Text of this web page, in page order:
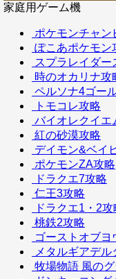
家庭用ゲーム機
ポケモンチャン
ぽこあポケモン
スプラレイダー
時のオカリナ攻
ペルソナ4ゴー
トモコレ攻略
バイオレクイエ
紅の砂漠攻略
デイモン&ベイ
ポケモンZA攻略
ドラクエ7攻略
仁王3攻略
ドラクエ1・2攻
桃鉄2攻略
ゴーストオブヨ
メタルギアデル
牧場物語 風の